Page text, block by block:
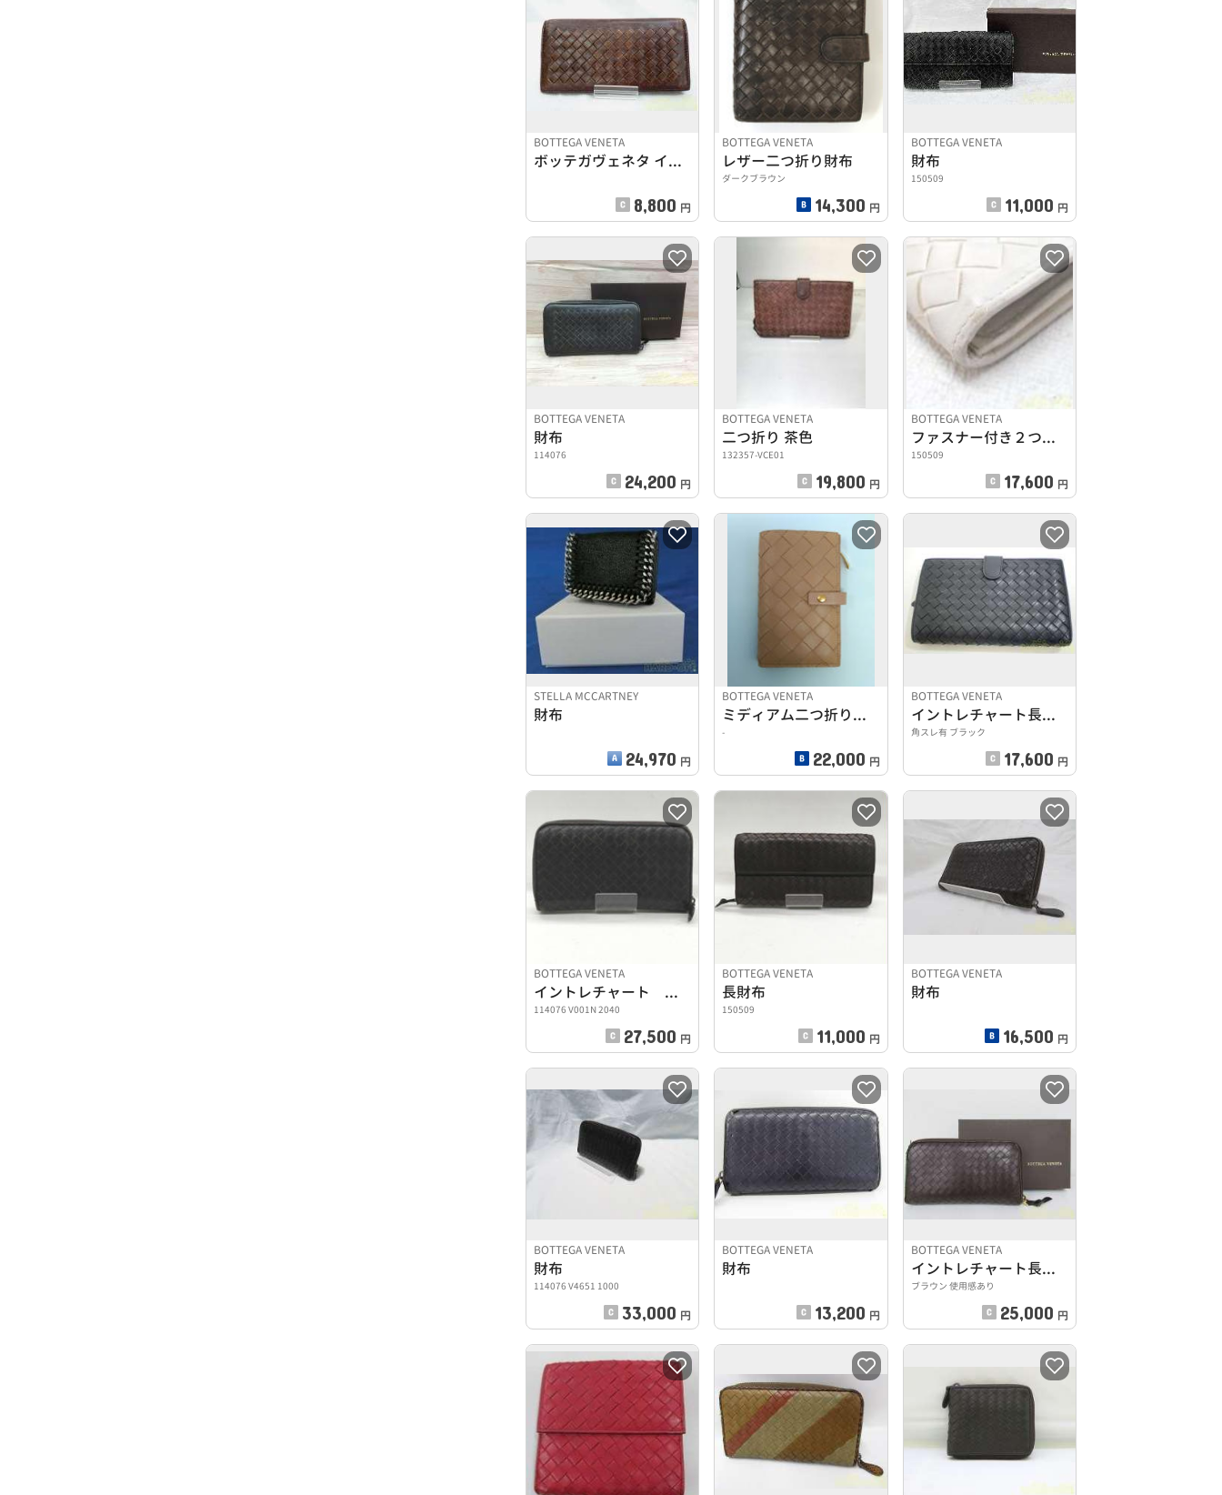
BOTTEGA VENETA
ボッテガヴェネタ イントレチャート 長財布 二つ折り ブラウ
8,800 円
BOTTEGA VENETA
レザー二つ折り財布
ダークブラウン
14,300 円
BOTTEGA VENETA
財布
150509
11,000 円
BOTTEGA VENETA
財布
114076
24,200 円
BOTTEGA VENETA
二つ折り 茶色
132357-VCE01
19,800 円
BOTTEGA VENETA
ファスナー付き２つ折長財布
150509
17,600 円
STELLA MCCARTNEY
財布
24,970 円
BOTTEGA VENETA
ミディアム二つ折りウォレット
-
22,000 円
BOTTEGA VENETA
イントレチャート長財布
角スレ有 ブラック
17,600 円
BOTTEGA VENETA
イントレチャート ラウンドファスナー長財布
114076 V001N 2040
27,500 円
BOTTEGA VENETA
長財布
150509
11,000 円
BOTTEGA VENETA
財布
16,500 円
BOTTEGA VENETA
財布
114076 V4651 1000
33,000 円
BOTTEGA VENETA
財布
13,200 円
BOTTEGA VENETA
イントレチャート長財布
ブラウン 使用感あり
25,000 円